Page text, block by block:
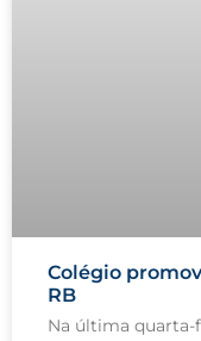
Colégio
RB
Na última quarta-